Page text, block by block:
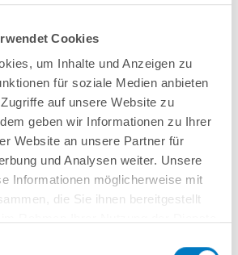
Cookies
um Inhalte und Anzeigen zu
für soziale Medien anbieten
auf unsere Website zu
geben wir Informationen zu Ihrer
Website an unsere Partner für
und Analysen weiter. Unsere
Informationen möglicherweise mit
die Sie ihnen bereitgestellt
Sie dieMarketing
Poolzubehör für 1-2 Grad mehr